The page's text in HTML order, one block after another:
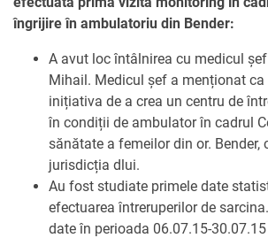
îngrijire în ambulatoriu din Bender:
A avut loc întâlnirea cu medicul
Mihail. Medicul șef a menționat
inițiativa de a crea un centru de
în condiții de ambulator în cadrul
sănătate a femeilor din or. Bender,
jurisdicția dlui.
Au fost studiate primele date
efectuarea întreruperilor de
date în perioada 06.07.15-